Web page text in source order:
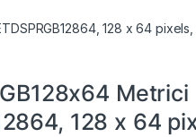
128 x 64
Metrici
128 x 64